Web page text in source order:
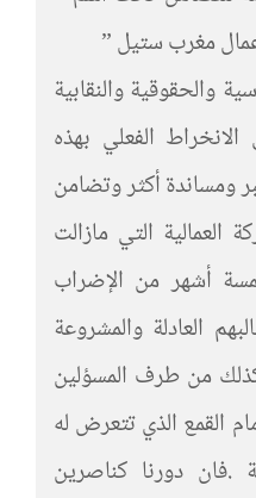
مغرب ستيل ”
والحقوقية والنقابية
الفعلي بهذه
ومساندة أكثر وتضامن
العمالية التي مازالت
أشهر من الإضراب
العادلة والمشروعة
من طرف المسؤلين
القمع الذي تتعرض له
.فان دورنا كناصرين